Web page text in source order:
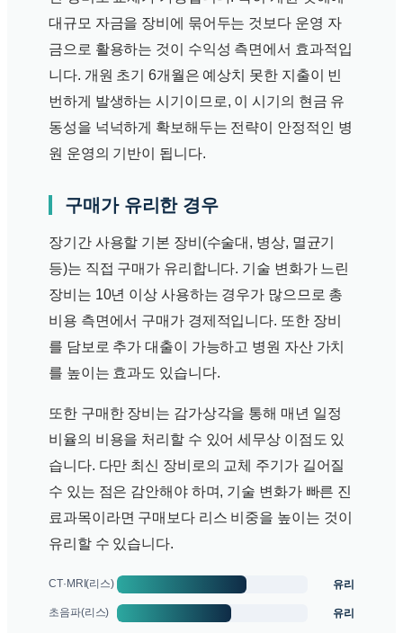
대규모 자금을 장비에 묶어두는 것보다 운영 자
금으로 활용하는 것이 수익성 측면에서 효과적입
니다. 개원 초기 6개월은 예상치 못한 지출이 빈
번하게 발생하는 시기이므로, 이 시기의 현금 유
동성을 넉넉하게 확보해두는 전략이 안정적인 병
원 운영의 기반이 됩니다.
구매가 유리한 경우
장기간 사용할 기본 장비(수술대, 병상, 멸균기
등)는 직접 구매가 유리합니다. 기술 변화가 느린
장비는 10년 이상 사용하는 경우가 많으므로 총
비용 측면에서 구매가 경제적입니다. 또한 장비
를 담보로 추가 대출이 가능하고 병원 자산 가치
를 높이는 효과도 있습니다.
또한 구매한 장비는 감가상각을 통해 매년 일정
비율의 비용을 처리할 수 있어 세무상 이점도 있
습니다. 다만 최신 장비로의 교체 주기가 길어질
수 있는 점은 감안해야 하며, 기술 변화가 빠른 진
료과목이라면 구매보다 리스 비중을 높이는 것이
유리할 수 있습니다.
CT·MRI(리스) 유리
초음파(리스) 유리